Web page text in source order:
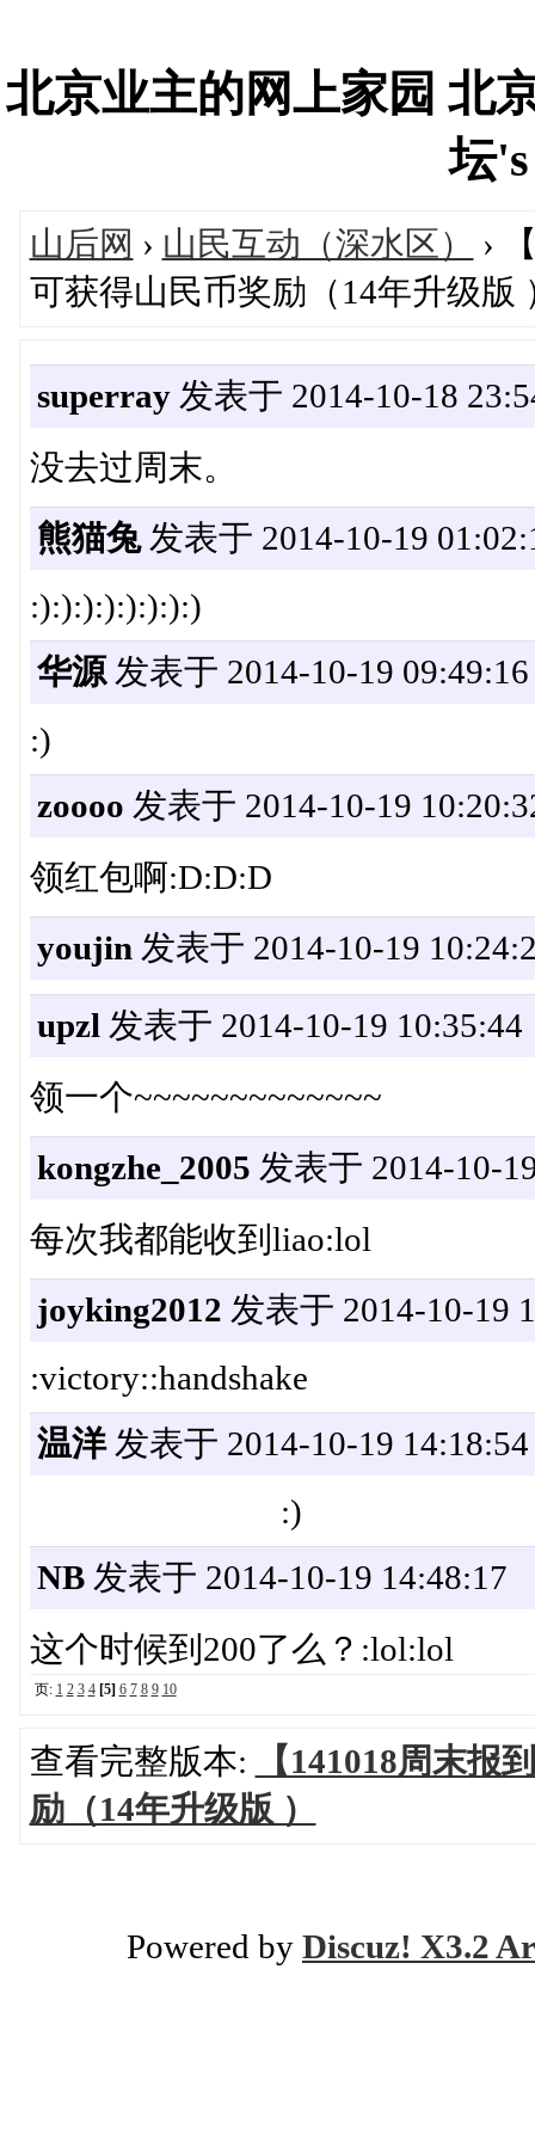
北京业主的网上家园 北
坛
山后网 › 山民互动（深水区）
›
可获得山民币奖励（14年升级版
superray发表于 2014-10-18
没去过周末。
熊猫兔发表于 2014-10-19
:):):):):):):):)
华源发表于 2014-10-19 09:49:16
:)
zoooo 发表于 2014-10-19
领红包啊:D:D:D
youjin 发表于 2014-10-19
upzl 发表于 2014-10-19 10:35:44
领一个~~~~~~~~~~~~~
kongzhe_2005 发表于 2014-10-
每次我都能收到liao:lol
joyking2012 发表于 2014-10-19
:victory::handshake
温洋发表于 2014-10-19 14:18:54
:)
NB发表于 2014-10-19 14:48:17
这个时候到200了么？:lol:lol
页: 1 2 3 4 [5] 6 7 8 9 10
查看完整版本:
【141018周末报
励（14年升级版 ）
Powered by Discuz! X3.2